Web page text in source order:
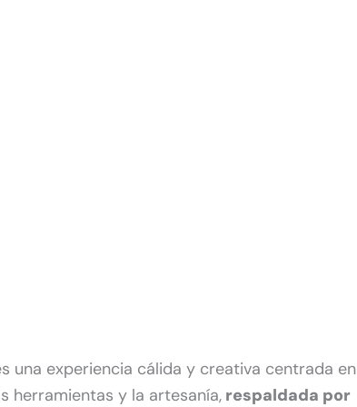
una experiencia cálida y creativa centrada en
herramientas y la artesanía, respaldada por